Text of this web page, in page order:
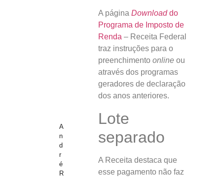
A
n
d
r
é
R
A páginaDownloaddo
Programa de Imposto de
Renda – Receita Federal
traz instruções para o
preenchimentoonline ou
através dos programas
geradores de declaração
dos anos anteriores.
Lote
separado
A Receita destaca que
esse pagamento não faz